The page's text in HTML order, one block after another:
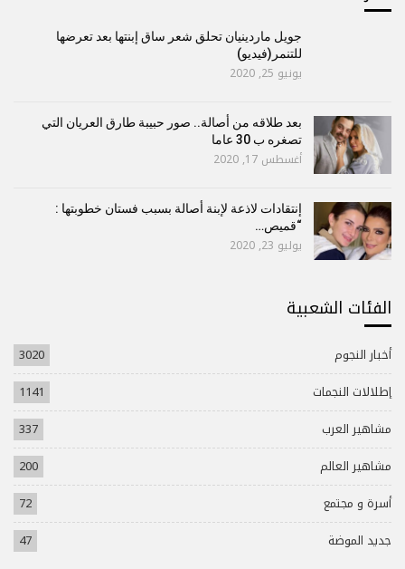
جويل ماردينيان تحلق شعر ساق إبنتها بعد تعرضها
للتنمر(فيديو)
يونيو 25, 2020
بعد طلاقه من أصالة.. صور حبيبة طارق العريان التي
تصغره ب 30 عاما
أغسطس 17, 2020
إنتقادات لاذعة لإبنة أصالة بسبب فستان خطوبتها :
“قميص…
يوليو 23, 2020
الفئات الشعبية
أخبار النجوم
3020
إطلالات النجمات
1141
مشاهير العرب
337
مشاهير العالم
200
أسرة و مجتمع
72
جديد الموضة
47